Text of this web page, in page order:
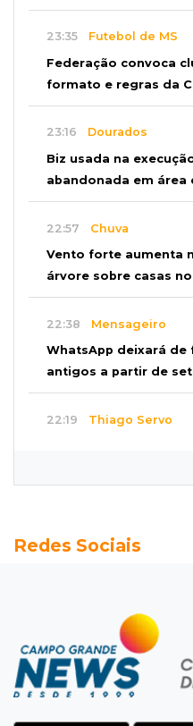
23:35 Futebol de MS
Federação convoca
formato e regras da
23:16 Dourados
Biz usada na
abandonada em área
22:57 Chuva
Vento forte aumenta
árvore sobre casas
22:38 Mensageiro
WhatsApp deixará de
antigos a partir de
22:19 Thiago Servo
Semana vai começar
Flagrante
Motorista atinge
retrovisor e foge no
Redes Sociais